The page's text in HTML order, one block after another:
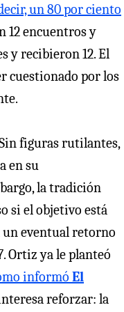
un 80 por ciento
12 encuentros y
y recibieron 12. El
cuestionado por los
figuras rutilantes,
en su
la tradición
si el objetivo está
eventual retorno
Ortiz ya le planteó
informó El
reforzar: la